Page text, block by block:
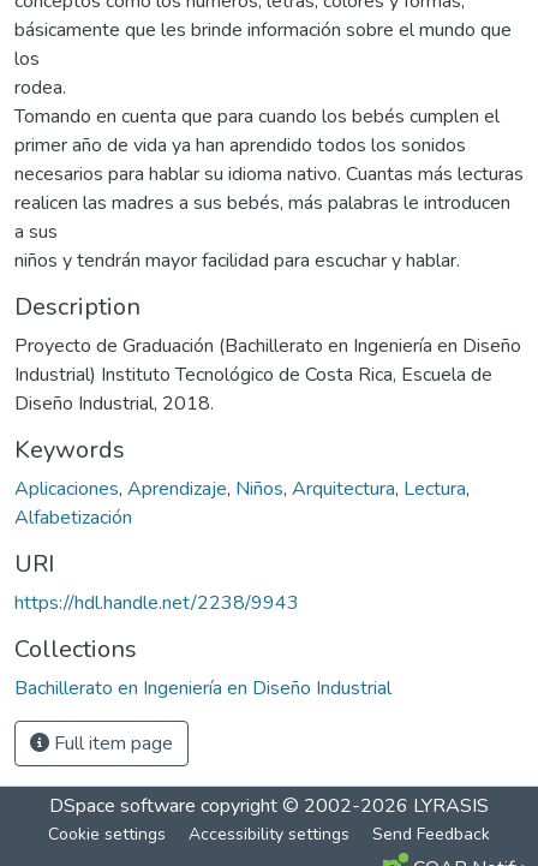
básicamente que les brinde información sobre el mundo que
los
rodea.
Tomando en cuenta que para cuando los bebés cumplen el
primer año de vida ya han aprendido todos los sonidos
necesarios para hablar su idioma nativo. Cuantas más lecturas
realicen las madres a sus bebés, más palabras le introducen
a sus
niños y tendrán mayor facilidad para escuchar y hablar.
Description
Proyecto de Graduación (Bachillerato en Ingeniería en Diseño
Industrial) Instituto Tecnológico de Costa Rica, Escuela de
Diseño Industrial, 2018.
Keywords
Aplicaciones, Aprendizaje, Niños, Arquitectura, Lectura,
Alfabetización
URI
https://hdl.handle.net/2238/9943
Collections
Bachillerato en Ingeniería en Diseño Industrial
Full item page
DSpace software copyright © 2002-2026 LYRASIS
Cookie settings Accessibility settings Send Feedback